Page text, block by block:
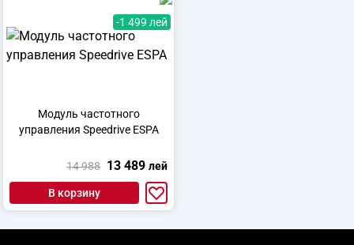
-1 499 лей
Модуль частотного
управления Speedrive ESPA
14 988 13 489 лей
В корзину